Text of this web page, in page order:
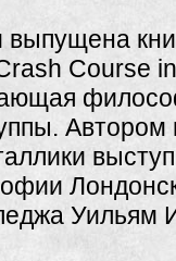
выпущена
Course
Автором
Уильям